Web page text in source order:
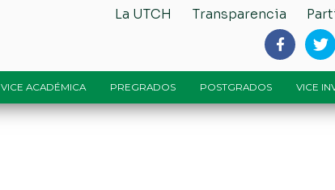
La UTCH Transparencia
VICE ACADÉMICA PREGRADOS POSTGRADOS VICE